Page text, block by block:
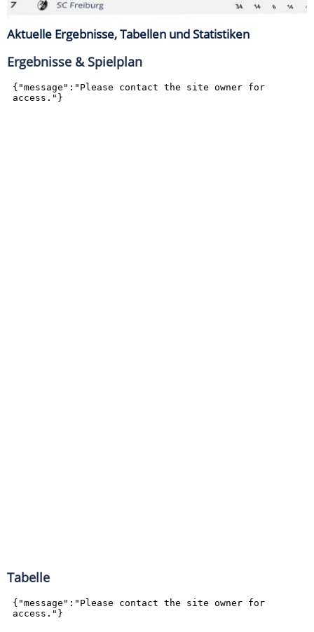
Aktuelle Ergebnisse, Tabellen und Statistiken
Ergebnisse & Spielplan
Tabelle